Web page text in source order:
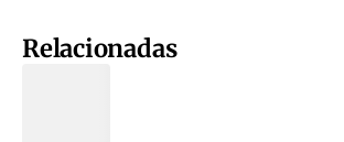
Relacionadas